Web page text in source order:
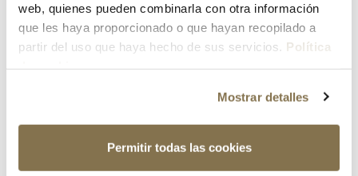
web, quienes pueden combinarla con otra información
que les haya proporcionado o que hayan recopilado a
partir del uso que haya hecho de sus servicios. Política
Mostrar detalles
Permitir todas las cookies